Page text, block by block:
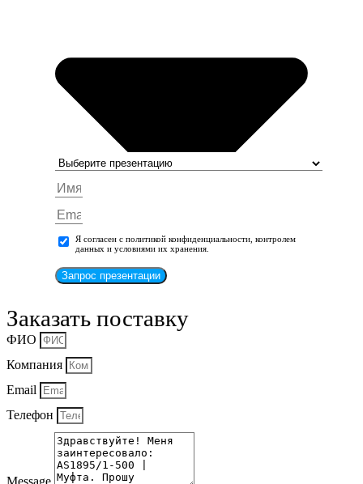
Я согласен с политикой конфиденциальности, контролем
данных и условиями их хранения.
Запрос презентации
Заказать поставку
ФИО
Компания
Email
Телефон
Message